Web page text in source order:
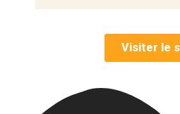
Visiter le